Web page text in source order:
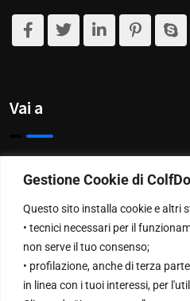
Gestione Cookie di
Questo sito installa cookie e altri
• tecnici necessari per il
non serve il tuo consenso;
• profilazione, anche di terza
in linea con i tuoi interessi, per
Vai a
Chi Siamo
Contattaci